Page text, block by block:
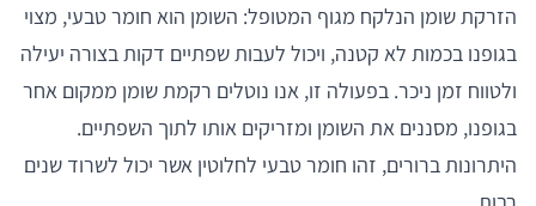
הזרקת שומן הנלקח מגוף המטופל: השומן הוא חומר טבעי, מצוי
בגופנו בכמות לא קטנה, ויכול לעבות שפתיים דקות בצורה יעילה
ולטווח זמן ניכר. בפעולה זו, אנו נוטלים רקמת שומן ממקום אחר
בגופנו, מסננים את השומן ומזריקים אותו לתוך השפתיים.
היתרונות ברורים, זהו חומר טבעי לחלוטין אשר יכול לשרוד שנים